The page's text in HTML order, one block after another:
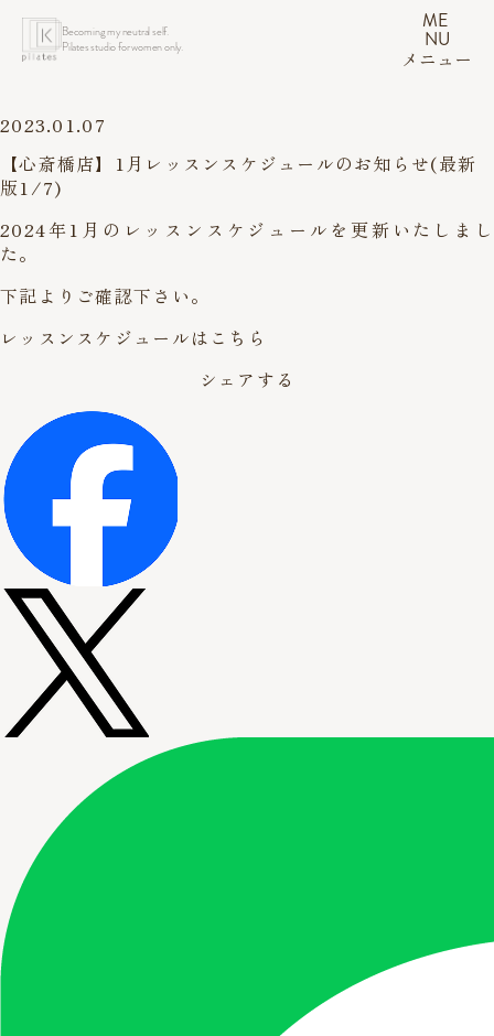
Becoming my neutral self.
Pilates studio for women only.
ME
NU
メニュー
2023.01.07
【心斎橋店】1月レッスンスケジュールのお知らせ(最新
版1/7)
2024年1月のレッスンスケジュールを更新いたしまし
た。
下記よりご確認下さい。
レッスンスケジュールはこちら
シェアする